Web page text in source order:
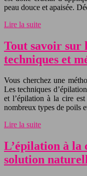
peau douce et apaisée.
Lire la suite
Tout savoir sur
techniques et
Vous cherchez une
Les techniques
et l’épilation à la cire
nombreux types de poils
Lire la suite
L’épilation à la
solution